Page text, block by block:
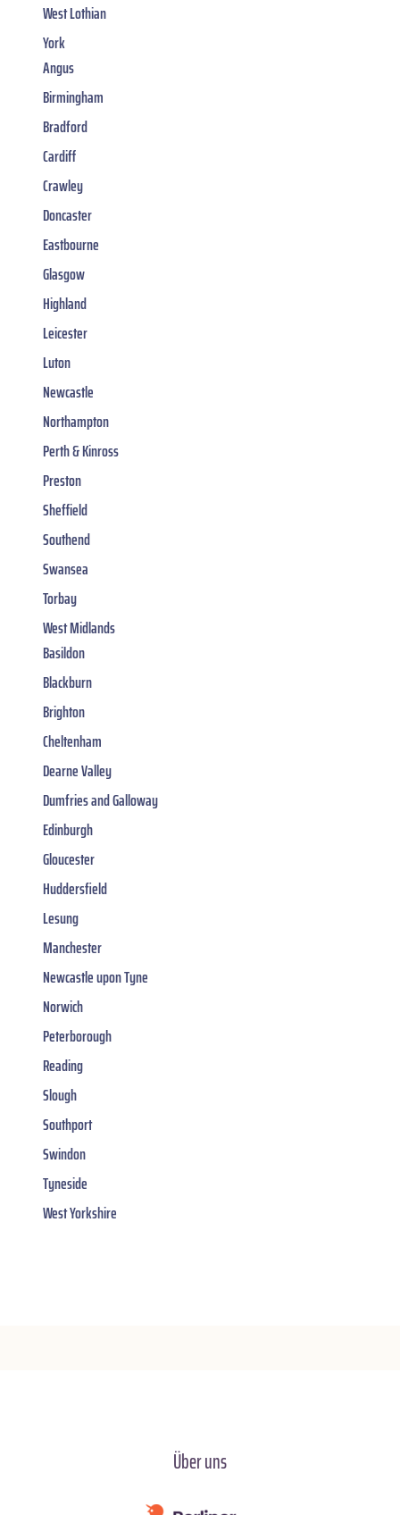
West Lothian
York
Angus
Birmingham
Bradford
Cardiff
Crawley
Doncaster
Eastbourne
Glasgow
Highland
Leicester
Luton
Newcastle
Northampton
Perth & Kinross
Preston
Sheffield
Southend
Swansea
Torbay
West Midlands
Basildon
Blackburn
Brighton
Cheltenham
Dearne Valley
Dumfries and Galloway
Edinburgh
Gloucester
Huddersfield
Lesung
Manchester
Newcastle upon Tyne
Norwich
Peterborough
Reading
Slough
Southport
Swindon
Tyneside
West Yorkshire
Über uns